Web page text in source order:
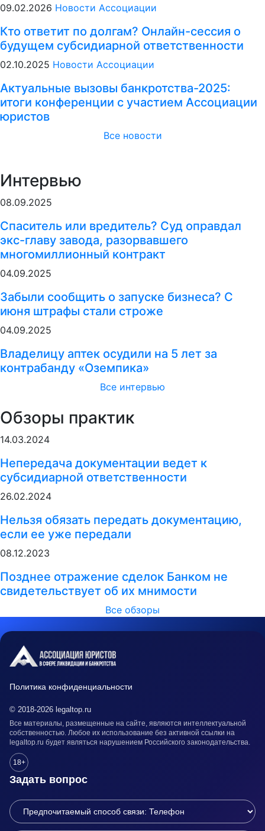
09.02.2026 Новости Ассоциации
Кто ответит по долгам? Онлайн-сессия о
будущем субсидиарной ответственности
02.10.2025 Новости Ассоциации
Актуальные вызовы банкротства-2025:
итоги конференции с участием Ассоциации
юристов
Все новости
Интервью
08.09.2025
Спаситель или вредитель? Суд оправдал
экс-главу завода, разорвавшего
многомиллионный контракт
04.09.2025
Забыли сообщить о запуске бизнеса? С
июня штрафы стали строже
04.09.2025
Владелицу аптек осудили на 5 лет за
контрабанду «Оземпика»
Все интервью
Обзоры практик
14.03.2024
Непередача документации ведет к
субсидиарной ответственности
26.02.2024
Нельзя обязать передать документацию,
если ее уже передали
08.12.2023
Позднее отражение сделок Банком не
свидетельствует об их мнимости
Все обзоры
Политика конфиденциальности
© 2018-2026 legaltop.ru
Все материалы, размещенные на сайте, являются интеллектуальной
собственностью. Любое их использование без активной ссылки на
legaltop.ru будет являться нарушением Российского законодательства.
18+
Задать вопрос